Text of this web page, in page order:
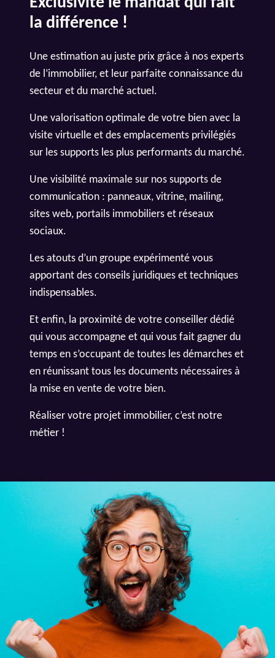
la différence !
Une estimation au juste prix grâce à nos experts
de l’immobilier, et leur parfaite connaissance du
secteur et du marché actuel.
Une valorisation optimale de votre bien avec la
visite virtuelle et des emplacements privilégiés
sur les supports les plus performants du marché.
Une visibilité maximale sur nos supports de
communication : panneaux, vitrine, mailing,
sites web, portails immobiliers et réseaux
sociaux.
Les atouts d’un groupe expérimenté vous
apportant des conseils juridiques et techniques
indispensables.
Et enfin, la proximité de votre conseiller dédié
qui vous accompagne et qui vous fait gagner du
temps en s’occupant de toutes les démarches et
en réunissant tous les documents nécessaires à
la mise en vente de votre bien.
Réaliser votre projet immobilier, c’est notre
métier !